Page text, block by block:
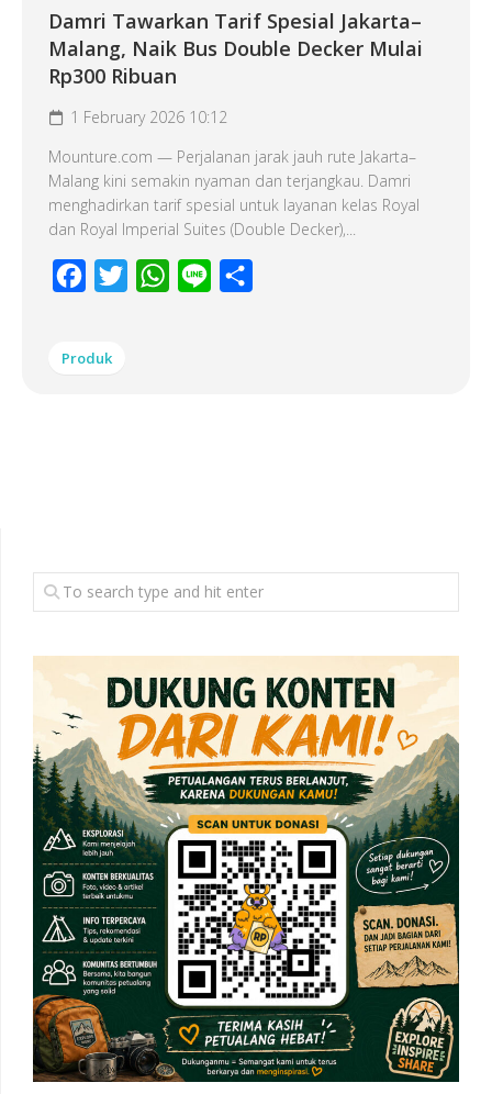
Damri Tawarkan Tarif Spesial Jakarta–
Malang, Naik Bus Double Decker Mulai
Rp300 Ribuan
1 February 2026 10:12
Mounture.com — Perjalanan jarak jauh rute Jakarta–
Malang kini semakin nyaman dan terjangkau. Damri
menghadirkan tarif spesial untuk layanan kelas Royal
dan Royal Imperial Suites (Double Decker),...
Facebook
Twitter WhatsApp
Line
Produk